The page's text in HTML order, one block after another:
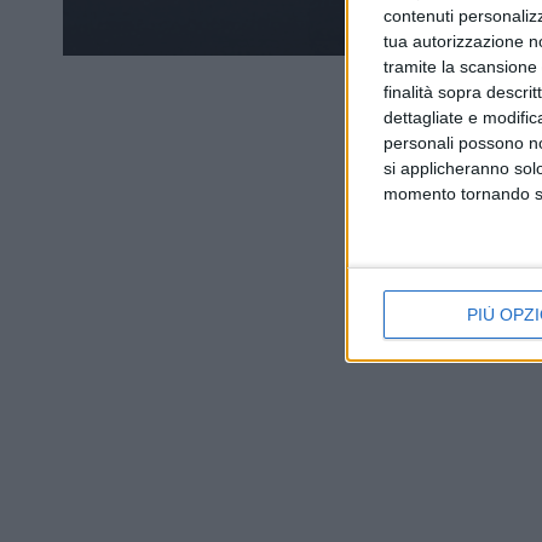
contenuti
tua autorizzazione
tramite la
finalità sopra
dettagliate e
personali possono
si applicheranno
momento tornando
PIÙ